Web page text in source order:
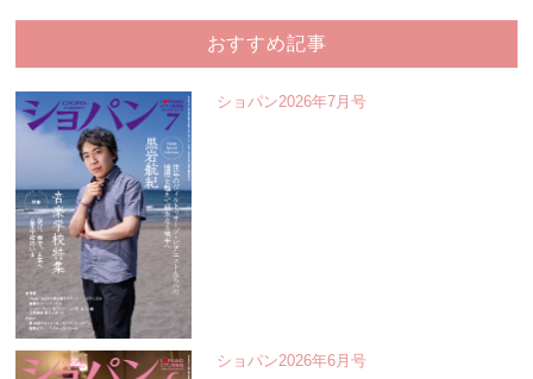
おすすめ記事
ショパン2026年7月号
ショパン2026年6月号